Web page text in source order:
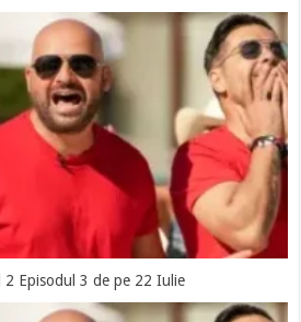
Episodul 3 de pe 22 Iulie